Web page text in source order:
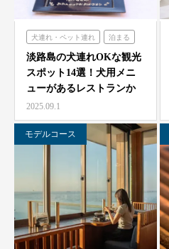
犬連れ・ペット連れ 泊まる
ミエレザガーデン
のじまスコーラ
シェフガーデン
淡路島の犬連れOKな観光
スポット14選！犬用メニ
ューがあるレストランか
らペット可ホテルまで…
2025.09.1
モデルコース